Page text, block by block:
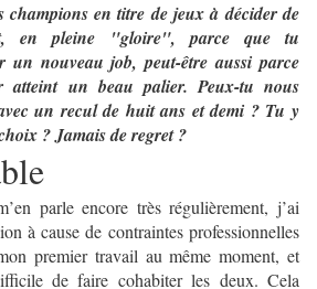
champions en titre de jeux à décider de
en pleine "gloire", parce que tu
un nouveau job, peut-être aussi parce
atteint un beau palier. Peux-tu nous
un recul de huit ans et demi ? Tu y
? Jamais de regret ?
parle encore très régulièrement, j’ai
à cause de contraintes professionnelles
premier travail au même moment, et
de faire cohabiter les deux. Cela